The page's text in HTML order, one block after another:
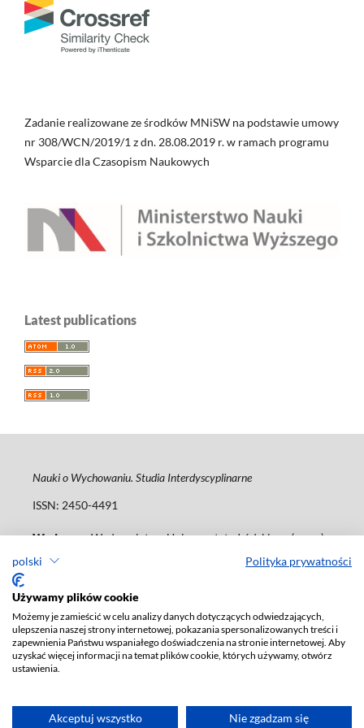
polski Polityka prywatności
Używamy plików cookie
Możemy je zamieścić w celu analizy danych dotyczących odwiedzających,
ulepszenia naszej strony internetowej, pokazania spersonalizowanych treści i
zapewnienia Państwu wspaniałego doświadczenia na stronie internetowej. Aby
uzyskać więcej informacji na temat plików cookie, których używamy, otwórz
ustawienia.
Akceptuj wszystko Nie zgadzam się
Zadanie realizowane ze środków MNiSW na podstawie umowy
nr 308/WCN/2019/1 z dn. 28.08.2019 r. w ramach programu
Wsparcie dla Czasopism Naukowych
Latest publications
Nauki o Wychowaniu. Studia Interdyscyplinarne
ISSN: 2450-4491
Wydawca: Wydawnictwo Uniwersytetu Łódzkiego (www)
Tel.: 42 235 01 65, fax: 42 66 55 86
Deklaracja dostępności